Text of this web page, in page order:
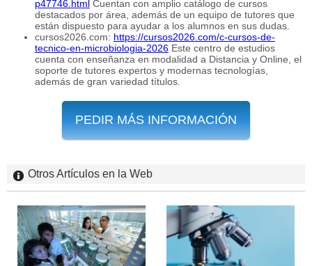
p47746.html Cuentan con amplio catálogo de cursos
destacados por área, además de un equipo de tutores que
están dispuesto para ayudar a los alumnos en sus dudas.
cursos2026.com: https://cursos2026.com/c-cursos-de-
tecnico-en-microbiologia-2026 Este centro de estudios
cuenta con enseñanza en modalidad a Distancia y Online, el
soporte de tutores expertos y modernas tecnologías,
además de gran variedad títulos.
PEDIR MÁS INFORMACIÓN
Otros Artículos en la Web